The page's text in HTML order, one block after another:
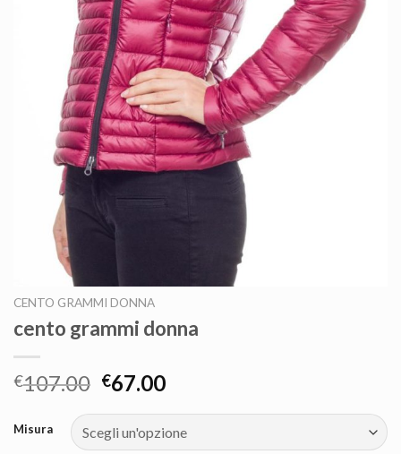
CENTO GRAMMI DONNA
cento grammi donna
€107.00 €67.00
Misura